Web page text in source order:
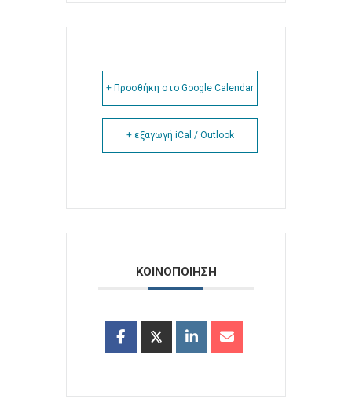
+ Προσθήκη στο Google Calendar
+ εξαγωγή iCal / Outlook
ΚΟΙΝΟΠΟΙΗΣΗ